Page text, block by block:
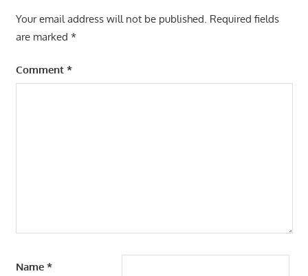
Your email address will not be published. Required fields
are marked *
Comment *
Name *